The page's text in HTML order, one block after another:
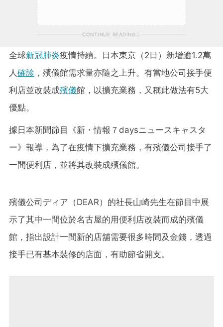
CONTINUE READING
全球新冠肺炎疫情持續。日本東京（2日）新增逾1.2萬
人 確診 ，殯儀館需求量亦隨之上升。有當地公司接手便
利店並改裝成殯儀館，以擴充業務，又稱此做法有5大
優點。
據日本新聞節目《新・情報７daysニュースキャスタ
ー》報導，為了在疫情下擴充業務，有殯儀公司接手了
一間便利店，並將其改裝成殯儀館。
殯儀公司ディア（DEAR）的社長山崎先生在節目中展
示了其中一間位於名古屋的用便利店改裝而成的殯儀
館，指出設計一間新的店舖需要很多時間及金錢，透過
接手已有基本裝修的店面，有助節省開支。